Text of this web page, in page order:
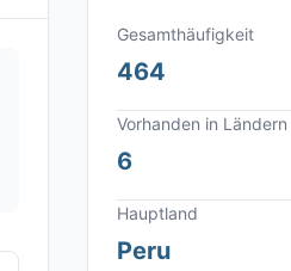
Gesamthäufigkeit
464
Vorhanden in Ländern
6
Hauptland
Peru